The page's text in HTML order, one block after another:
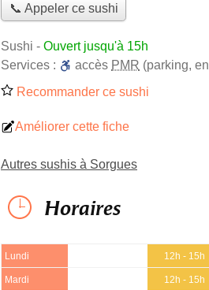
📞 Appeler ce sushi
Sushi - Ouvert jusqu'à 15h
Services :
accès PMR (parking,
Recommander ce sushi
Améliorer cette fiche
Autres sushis à Sorgues
Horaires
Lundi 12h - 15h
Mardi 12h - 15h